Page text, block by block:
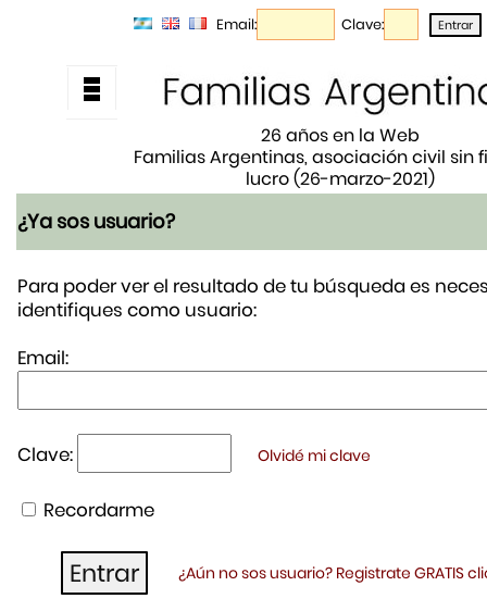
Email: Clave:
26 años en la Web
Familias Argentinas, asociación civil sin
lucro (26-marzo-2021)
¿Ya sos usuario?
Para poder ver el resultado de tu búsqueda es
identifiques como usuario:
Email:
Clave: Olvidé mi clave
Recordarme
¿Aún no sos usuario? Registrate GRATIS